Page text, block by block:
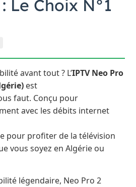
Le Choix N°1
avant tout ? L’IPTV Neo Pro
est
faut. Conçu pour
avec les débits internet
pour profiter de la télévision
vous soyez en Algérie ou
légendaire, Neo Pro 2